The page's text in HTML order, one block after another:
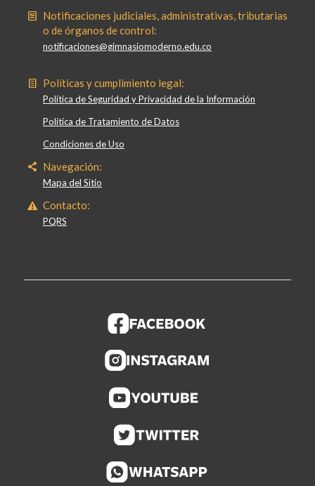
Notificaciones judiciales, administrativas, tributarias
o de órganos de control:
notificaciones@gimnasiomoderno.edu.co
Políticas y cumplimiento legal:
Política de Seguridad y Privacidad de la Información
Política de Tratamiento de Datos
Condiciones de Uso
Navegación:
Mapa del Sitio
Contacto:
PQRS